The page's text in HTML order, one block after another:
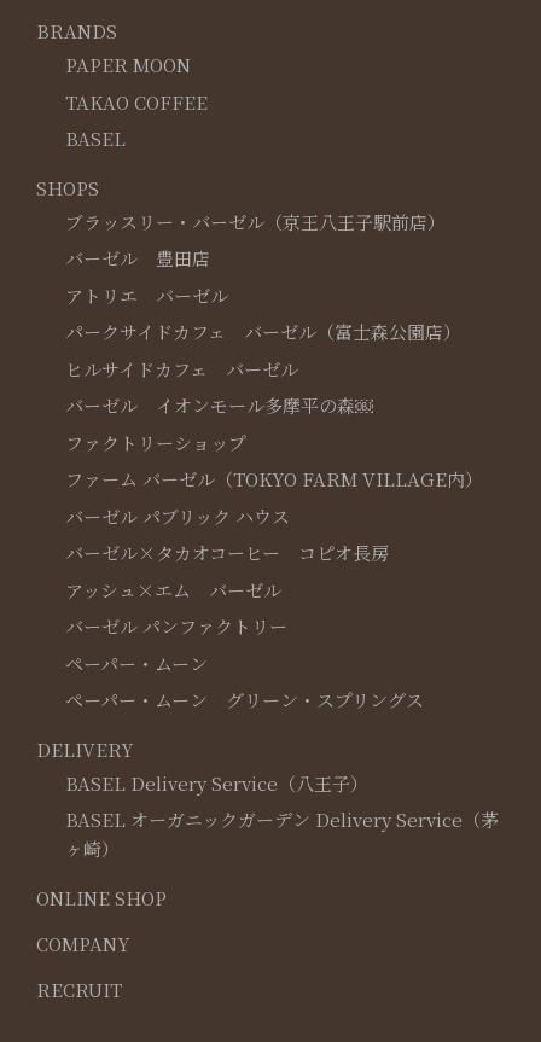
BRANDS
PAPER MOON
TAKAO COFFEE
BASEL
SHOPS
ブラッスリー・バーゼル（京王八王子駅前店）
バーゼル 豊田店
アトリエ バーゼル
パークサイドカフェ バーゼル（富士森公園店）
ヒルサイドカフェ バーゼル
バーゼル イオンモール多摩平の森￼
ファクトリーショップ
ファーム バーゼル（TOKYO FARM VILLAGE内）
バーゼル パブリック ハウス
バーゼル×タカオコーヒー コピオ長房
アッシュ×エム バーゼル
バーゼル パンファクトリー
ペーパー・ムーン
ペーパー・ムーン グリーン・スプリングス
DELIVERY
BASEL Delivery Service（八王子）
BASEL オーガニックガーデン Delivery Service（茅
ヶ崎）
ONLINE SHOP
COMPANY
RECRUIT